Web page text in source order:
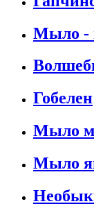
Мыло -
Гобелен
Мыло
Мыло